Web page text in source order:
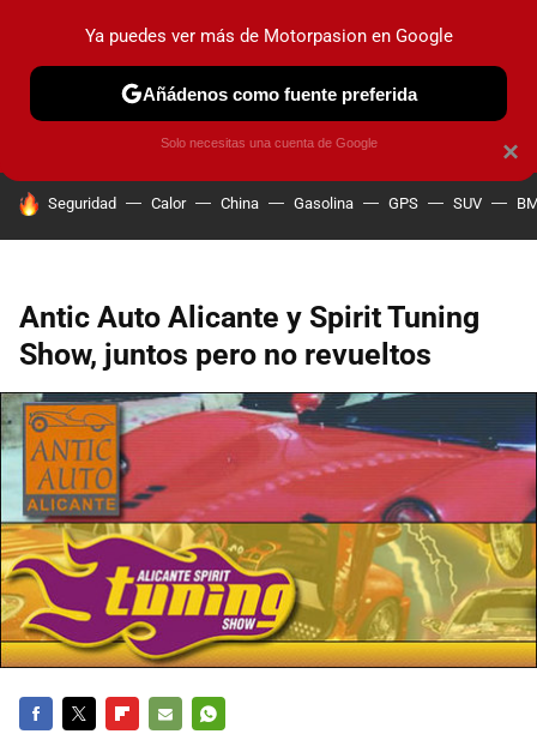
PRUEBAS COCHES ELÉCTRICOS OBSERVATORIO
HOY SE HABLA DE
Seguridad Calor China Gasolina GPS SUV
Antic Auto Alicante y Spirit Tuning
Show, juntos pero no revueltos
×
Ya puedes ver más de Motorpasion en Google
Añádenos como fuente preferida
Solo necesitas una cuenta de Google